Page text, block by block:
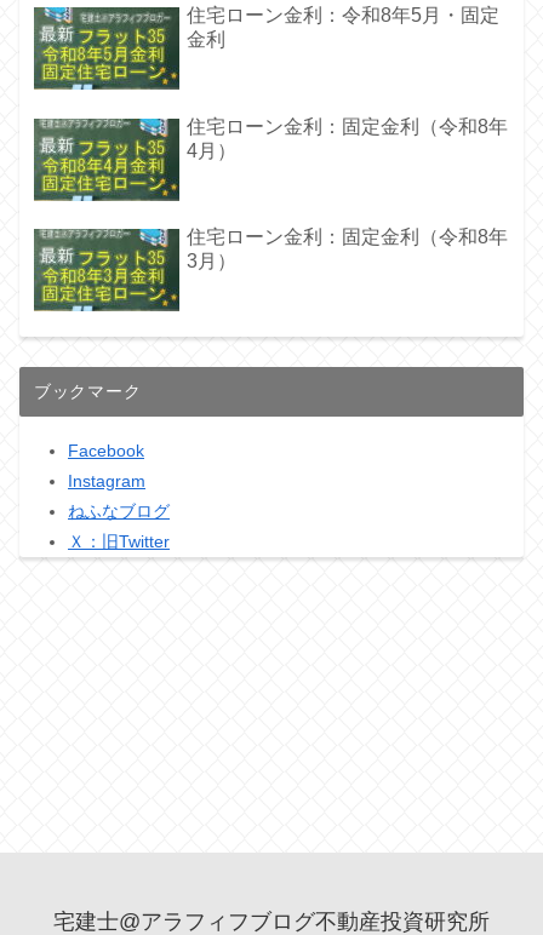
住宅ローン金利：令和8年5月・固定
金利
住宅ローン金利：固定金利（令和8年
4月）
住宅ローン金利：固定金利（令和8年
3月）
ブックマーク
Facebook
Instagram
ねふなブログ
Ｘ：旧Twitter
宅建士@アラフィフブログ不動産投資研究所